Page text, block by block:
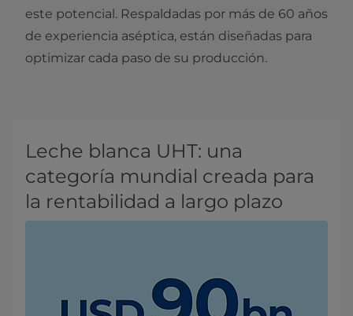
este potencial. Respaldadas por más de 60 años
de experiencia aséptica, están diseñadas para
optimizar cada paso de su producción.
Leche blanca UHT: una
categoría mundial creada para
la rentabilidad a largo plazo